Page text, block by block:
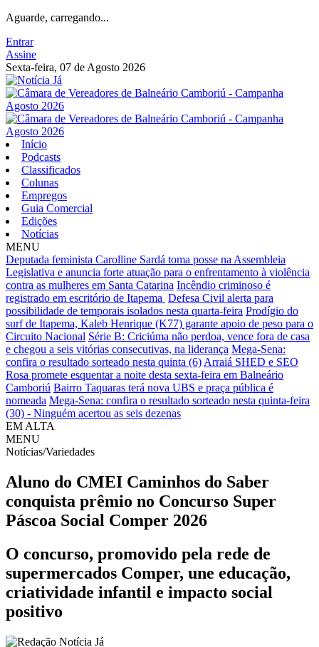
Aguarde, carregando...
Entrar
Assine
Sexta-feira, 07 de Agosto 2026
Início
Podcasts
Classificados
Colunas
Empregos
Guia Comercial
Edições
Notícias
MENU
Deputada feminista Carolline Sardá toma posse na Assembleia
Legislativa e anuncia forte atuação para o enfrentamento à violência
contra as mulheres em Santa Catarina Incêndio criminoso é
registrado em escritório de Itapema Defesa Civil alerta para
possibilidade de temporais isolados nesta quarta-feira Prodígio do
surf de Itapema, Kaleb Henrique (K77) garante apoio de peso para o
Circuito Nacional Série B: Criciúma não perdoa, vence fora de casa
e chegou a seis vitórias consecutivas, na liderança Mega-Sena:
confira o resultado sorteado nesta quinta (6) Arraiá SHED e SEO
Rosa promete esquentar a noite desta sexta-feira em Balneário
Camboriú Bairro Taquaras terá nova UBS e praça pública é
nomeada Mega-Sena: confira o resultado sorteado nesta quinta-feira
(30) - Ninguém acertou as seis dezenas
EM ALTA
MENU
Notícias/Variedades
Aluno do CMEI Caminhos do Saber
conquista prêmio no Concurso Super
Páscoa Social Comper 2026
O concurso, promovido pela rede de
supermercados Comper, une educação,
criatividade infantil e impacto social
positivo